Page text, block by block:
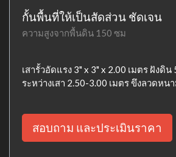
กั้นพื้นที่ให้เป็นสัดส่วน ชัดเจน
ความสูงจากพื้นดิน 150 ซม
เสารั้วอัดแรง 3" x 3" x 2.00 เมตร ฝังดิน
ระหว่างเสา 2.50-3.00 เมตร ขึงลวดหน
สอบถาม และประเมินราคา